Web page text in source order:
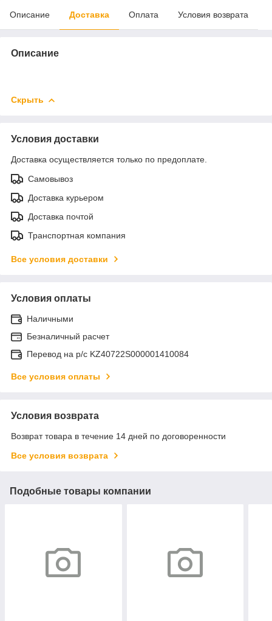
Описание Доставка Оплата Условия возврата
Описание
Скрыть
Условия доставки
Доставка осуществляется только по предоплате.
Самовывоз
Доставка курьером
Доставка почтой
Транспортная компания
Все условия доставки
Условия оплаты
Наличными
Безналичный расчет
Перевод на р/с KZ40722S000001410084
Все условия оплаты
Условия возврата
Возврат товара в течение 14 дней по договоренности
Все условия возврата
Подобные товары компании